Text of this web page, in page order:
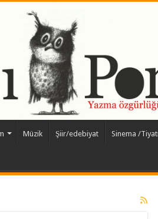
Müzik Şiir/edebiyat Sinema /